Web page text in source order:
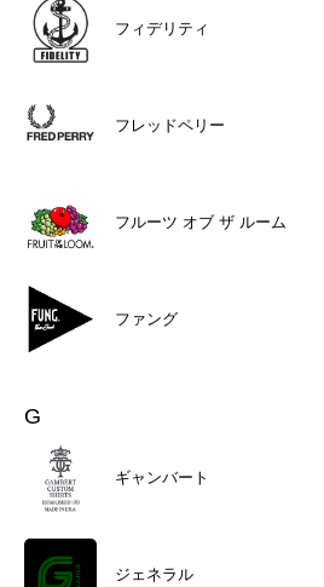
フィデリティ
フレッドペリー
フルーツ オブ ザ ルーム
ファング
G
ギャンバート
ジェネラル